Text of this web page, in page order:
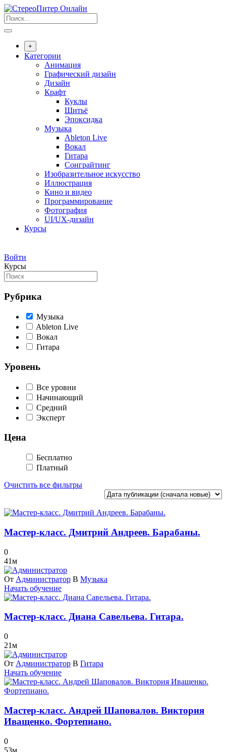
Перейти
к
содержанию
+
Категории
Анимация
Графический дизайн
Дизайн
Крафт
Куклы
Шитьё
Эпоксидка
Музыка
Ableton Live
Вокал
Гитара
Сонграйтинг
Изобразительное искусство
Иллюстрация
Кино и видео
Программирование
Фотография
UI/UX-дизайн
Курсы
Войти
Курсы
Рубрика
Музыка
Ableton Live
Вокал
Гитара
Уровень
Все уровни
Начинающий
Средний
Эксперт
Цена
Бесплатно
Платный
Очистить все фильтры
Мастер-класс. Дмитрий Андреев. Барабаны.
0
41м
От Администратор В Музыка
Начать обучение
Мастер-класс. Диана Савельева. Гитара.
0
21м
От Администратор В Гитара
Начать обучение
Мастер-класс. Андрей Шаповалов. Виктория
Иващенко. Фортепиано.
0
53м